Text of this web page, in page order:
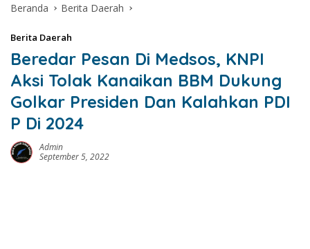
Beranda Berita Daerah
Berita Daerah
Beredar Pesan Di Medsos, KNPI
Aksi Tolak Kanaikan BBM Dukung
Golkar Presiden Dan Kalahkan PDI
P Di 2024
Admin
September 5, 2022